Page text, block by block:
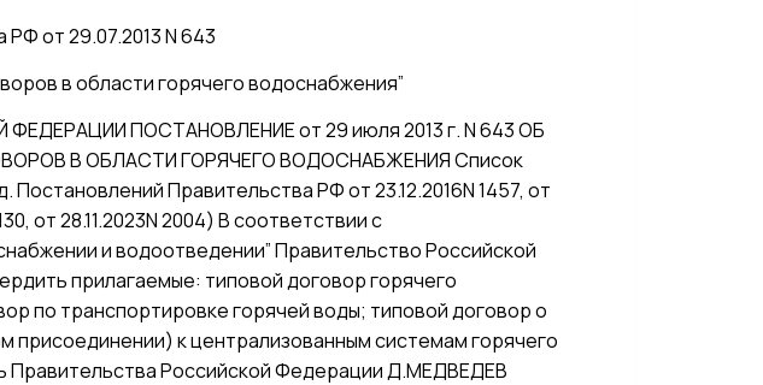
от 29.07.2013 N 643
в области горячего водоснабжения”
ПОСТАНОВЛЕНИЕ от 29 июля 2013 г. N 643 ОБ
В ОБЛАСТИ ГОРЯЧЕГО ВОДОСНАБЖЕНИЯ Список
Правительства РФ от 23.12.2016N 1457, от
от 28.11.2023N 2004) В соответствии с
и водоотведении” Правительство Российской
прилагаемые: типовой договор горячего
по транспортировке горячей воды; типовой договор о
присоединении) к централизованным системам горячего
Правительства Российской Федерации Д.МЕДВЕДЕВ